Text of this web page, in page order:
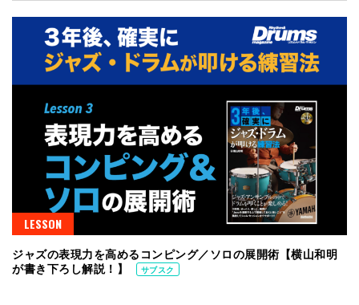
LESSON
ジャズの表現力を高めるコンピング／ソロの展開術【横山和明
が書き下ろし解説！】
サブスク